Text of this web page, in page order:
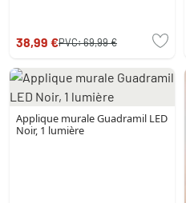
38,99 €PVC:69,99 €
Applique murale Guadramil LED
Noir, 1 lumière